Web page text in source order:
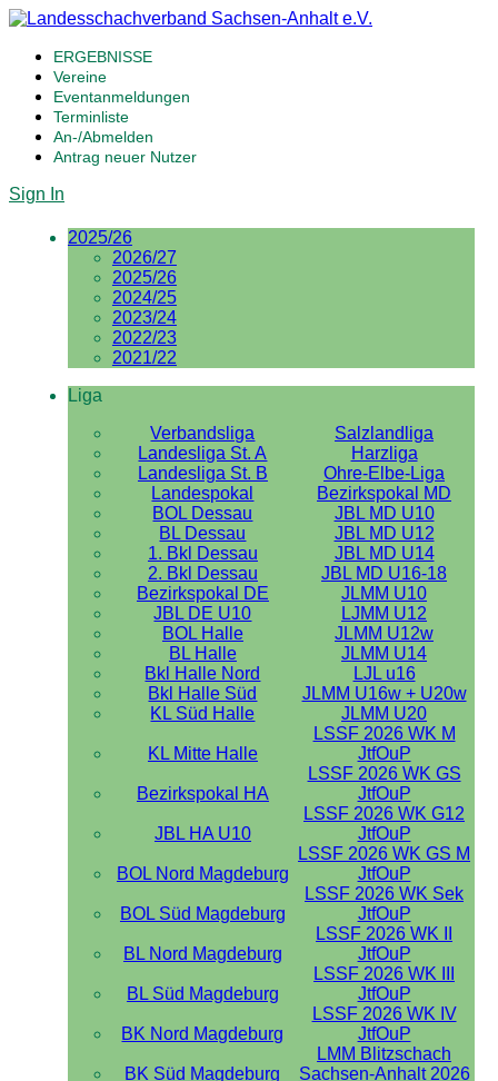
ERGEBNISSE
Vereine
Eventanmeldungen
Terminliste
An-/Abmelden
Antrag neuer Nutzer
Sign In
2025/26
2026/27
2025/26
2024/25
2023/24
2022/23
2021/22
Liga
Verbandsliga
Salzlandliga
Landesliga St. A
Harzliga
Landesliga St. B
Ohre-Elbe-Liga
Landespokal
Bezirkspokal MD
BOL Dessau
JBL MD U10
BL Dessau
JBL MD U12
1. Bkl Dessau
JBL MD U14
2. Bkl Dessau
JBL MD U16-18
Bezirkspokal DE
JLMM U10
JBL DE U10
LJMM U12
BOL Halle
JLMM U12w
BL Halle
JLMM U14
Bkl Halle Nord
LJL u16
Bkl Halle Süd
JLMM U16w + U20w
KL Süd Halle
JLMM U20
KL Mitte Halle
LSSF 2026 WK M
JtfOuP
Bezirkspokal HA
LSSF 2026 WK GS
JtfOuP
JBL HA U10
LSSF 2026 WK G12
JtfOuP
BOL Nord Magdeburg
LSSF 2026 WK GS M
JtfOuP
BOL Süd Magdeburg
LSSF 2026 WK Sek
JtfOuP
BL Nord Magdeburg
LSSF 2026 WK II
JtfOuP
BL Süd Magdeburg
LSSF 2026 WK III
JtfOuP
BK Nord Magdeburg
LSSF 2026 WK IV
JtfOuP
BK Süd Magdeburg
LMM Blitzschach
Sachsen-Anhalt 2026